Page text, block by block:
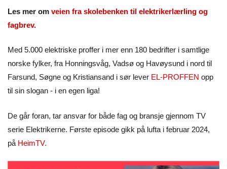
Les mer om veien fra skolebenken til elektrikerlærling og
fagbrev.
Med 5.000 elektriske proffer i mer enn 180 bedrifter i samtlige
norske fylker, fra Honningsvåg, Vadsø og Havøysund i nord til
Farsund, Søgne og Kristiansand i sør lever EL-PROFFEN opp
til sin slogan - i en egen liga!
De går foran, tar ansvar for både fag og bransje gjennom TV
serie Elektrikerne. Første episode gikk på lufta i februar 2024,
på HeimTV.